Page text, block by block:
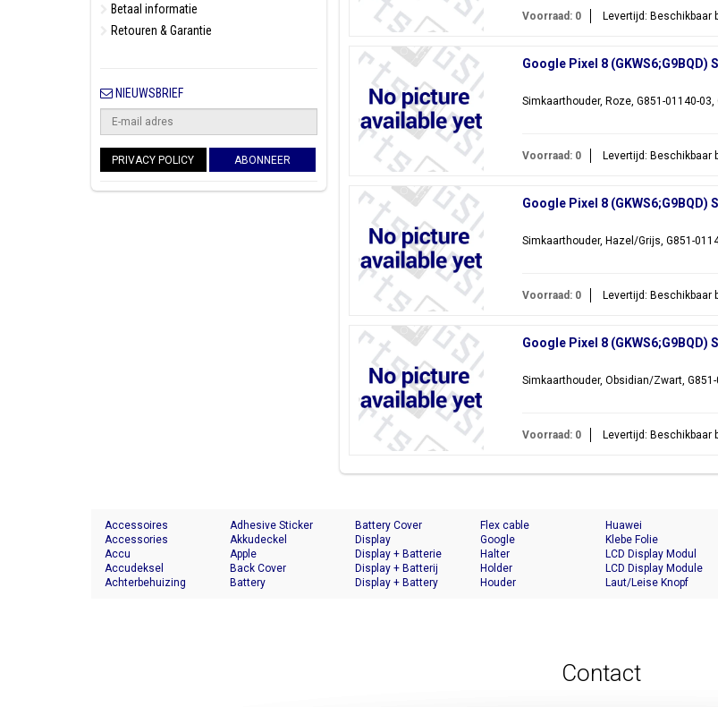
Betaal informatie
Retouren & Garantie
NIEUWSBRIEF
PRIVACY POLICY ABONNEER
Voorraad: 0 Levertijd: Beschikbaar
Google Pixel 8
Simkaarthouder, Roze, G851-01140-03,
Voorraad: 0 Levertijd: Beschikbaar
Google Pixel 8
Simkaarthouder, Hazel/Grijs, G851-
Voorraad: 0 Levertijd: Beschikbaar
Google Pixel 8
Simkaarthouder, Obsidian/Zwart, G851-
Voorraad: 0 Levertijd: Beschikbaar
Accessoires
Accessories
Accu
Accudeksel
Achterbehuizing
Adhesive Sticker
Akkudeckel
Apple
Back Cover
Battery
Battery Cover
Display
Display + Batterie
Display + Batterij
Display + Battery
Flex cable
Google
Halter
Holder
Houder
Huawei
Klebe Folie
LCD Display Modul
LCD Display Module
Laut/Leise Knopf
Contact